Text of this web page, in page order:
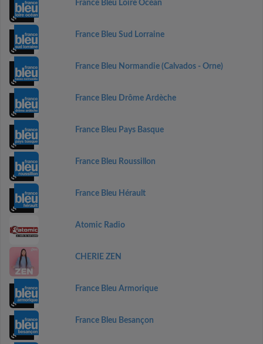
France Bleu Loire Océan
France Bleu Sud Lorraine
France Bleu Normandie (Calvados - Orne)
France Bleu Drôme Ardèche
France Bleu Pays Basque
France Bleu Roussillon
France Bleu Hérault
Atomic Radio
CHERIE ZEN
France Bleu Armorique
France Bleu Besançon